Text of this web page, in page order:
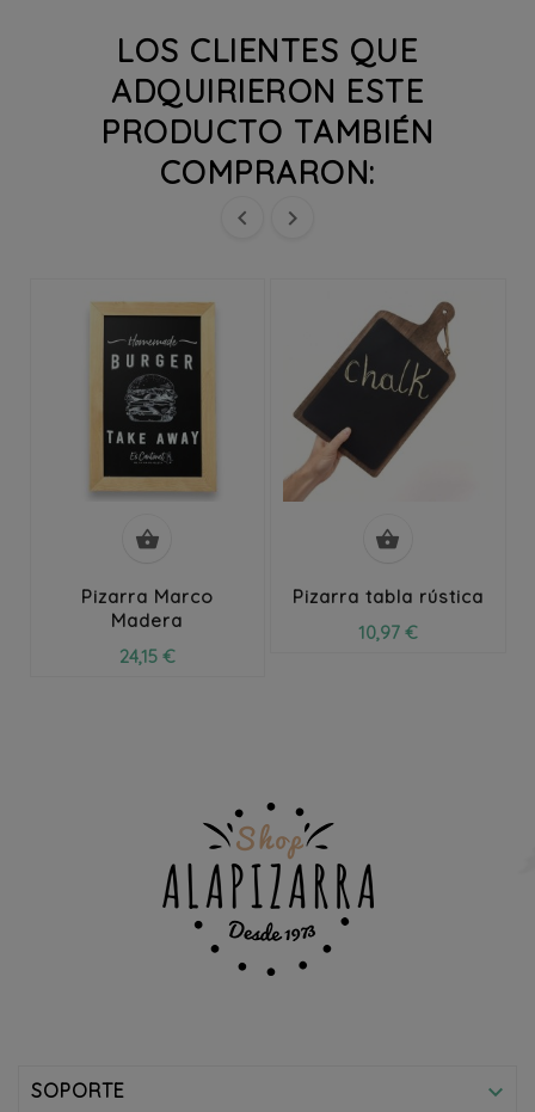
LOS CLIENTES QUE
ADQUIRIERON ESTE
PRODUCTO TAMBIÉN
COMPRARON:
 

Pizarra Marco
Madera
24,15 €

Pizarra tabla rústica
10,97 €
SOPORTE 